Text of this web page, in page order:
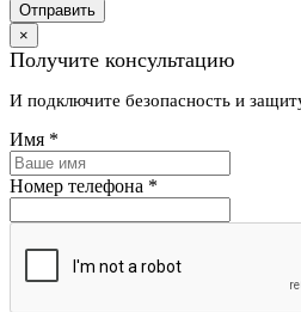
Отправить
×
Получите консультацию
И подключите безопасность и
Имя *
Номер телефона *